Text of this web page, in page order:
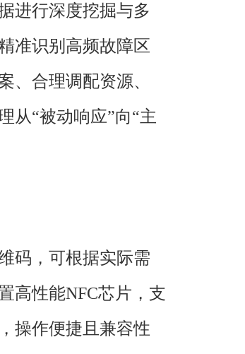
进行深度挖掘与多
准识别高频故障区
、合理调配资源、
从“被动响应”向“主
码，可根据实际需
高性能NFC芯片，支
操作便捷且兼容性